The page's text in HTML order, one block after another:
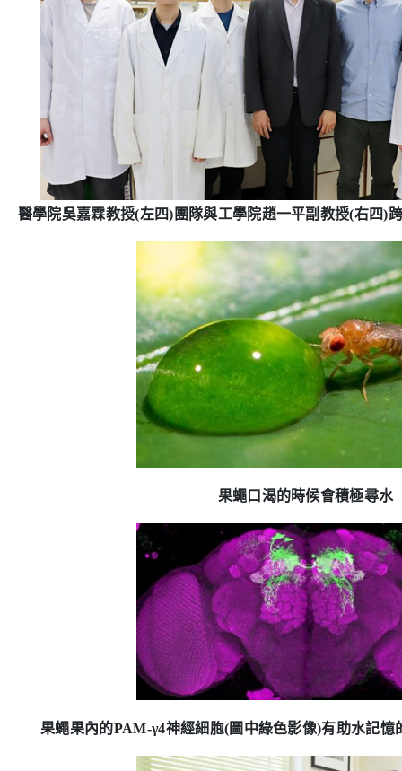
醫學院吳嘉霖教授(左四) 團隊與工學院趙一平副教授(右四)
果蠅口渴的時候會積極尋水
果蠅果內的PAM-γ4神經細胞(圖中綠色影像)有助水記憶